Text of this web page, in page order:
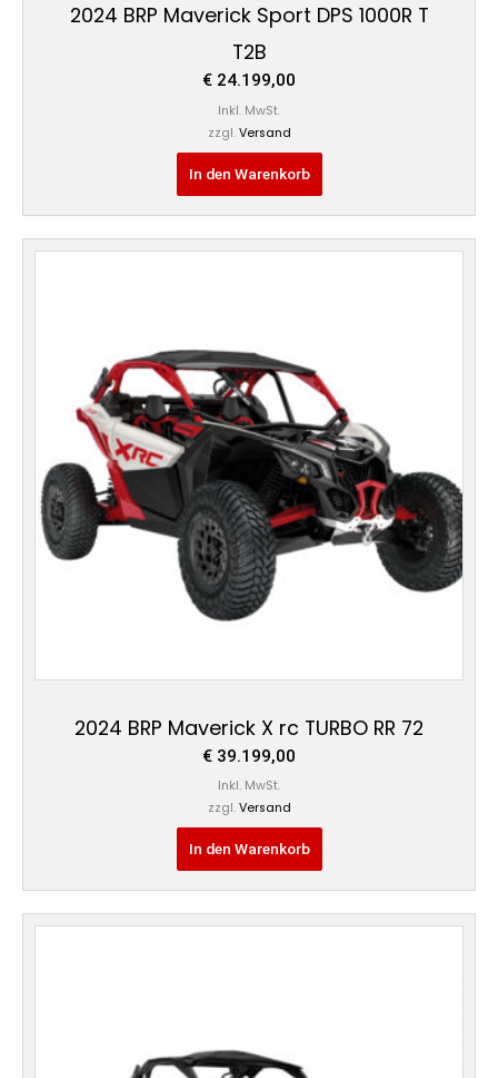
2024 BRP Maverick Sport DPS 1000R T
T2B
€ 24.199,00
Inkl. MwSt.
zzgl. Versand
In den Warenkorb
2024 BRP Maverick X rc TURBO RR 72
€ 39.199,00
Inkl. MwSt.
zzgl. Versand
In den Warenkorb